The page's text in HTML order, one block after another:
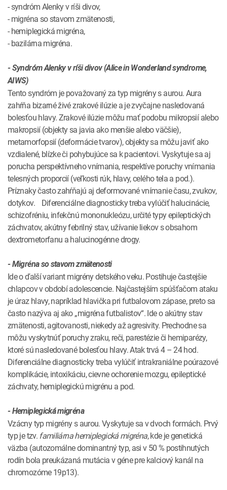
- syndróm Alenky v ríši divov,
- migréna so stavom zmätenosti,
- hemiplegická migréna,
- bazilárna migréna.
- Syndróm Alenky v ríši divov (Alice in Wonderland syndrome,
AIWS)
Tento syndróm je považovaný za typ migrény s aurou. Aura
zahŕňa bizarné živé zrakové ilúzie a je zvyčajne nasledovaná
bolesťou hlavy. Zrakové ilúzie môžu mať podobu mikropsií alebo
makropsií (objekty sa javia ako menšie alebo väčšie),
metamorfopsií (deformácie tvarov), objekty sa môžu javiť ako
vzdialené, blízke či pohybujúce sa k pacientovi. Vyskytuje sa aj
porucha perspektívneho vnímania, respektíve poruchy vnímania
telesných proporcií (veľkosti rúk, hlavy, celého tela a pod.).
Príznaky často zahŕňajú aj deformované vnímanie času, zvukov,
dotykov. Diferenciálne diagnosticky treba vylúčiť halucinácie,
schizofréniu, infekčnú mononukleózu, určité typy epileptických
záchvatov, akútny febrilný stav, užívanie liekov s obsahom
dextrometorfanu a halucinogénne drogy.
- Migréna so stavom zmätenosti
Ide o ďalší variant migrény detského veku. Postihuje častejšie
chlapcov v období adolescencie. Najčastejším spúšťačom ataku
je úraz hlavy, napríklad hlavička pri futbalovom zápase, preto sa
často nazýva aj ako „migréna futbalistov“. Ide o akútny stav
zmätenosti, agitovanosti, niekedy až agresivity. Prechodne sa
môžu vyskytnúť poruchy zraku, reči, parestézie či hemiparézy,
ktoré sú nasledované bolesťou hlavy. Atak trvá 4 – 24 hod.
Diferenciálne diagnosticky treba vylúčiť intrakraniálne poúrazové
komplikácie, intoxikáciu, cievne ochorenie mozgu, epileptické
záchvaty, hemiplegickú migrénu a pod.
- Hemiplegická migréna
Vzácny typ migrény s aurou. Vyskytuje sa v dvoch formách. Prvý
typ je tzv. familiárna hemiplegická migréna, kde je genetická
väzba (autozomálne dominantný typ, asi v 50 % postihnutých
rodín bola preukázaná mutácia v géne pre kalciový kanál na
chromozóme 19p13).